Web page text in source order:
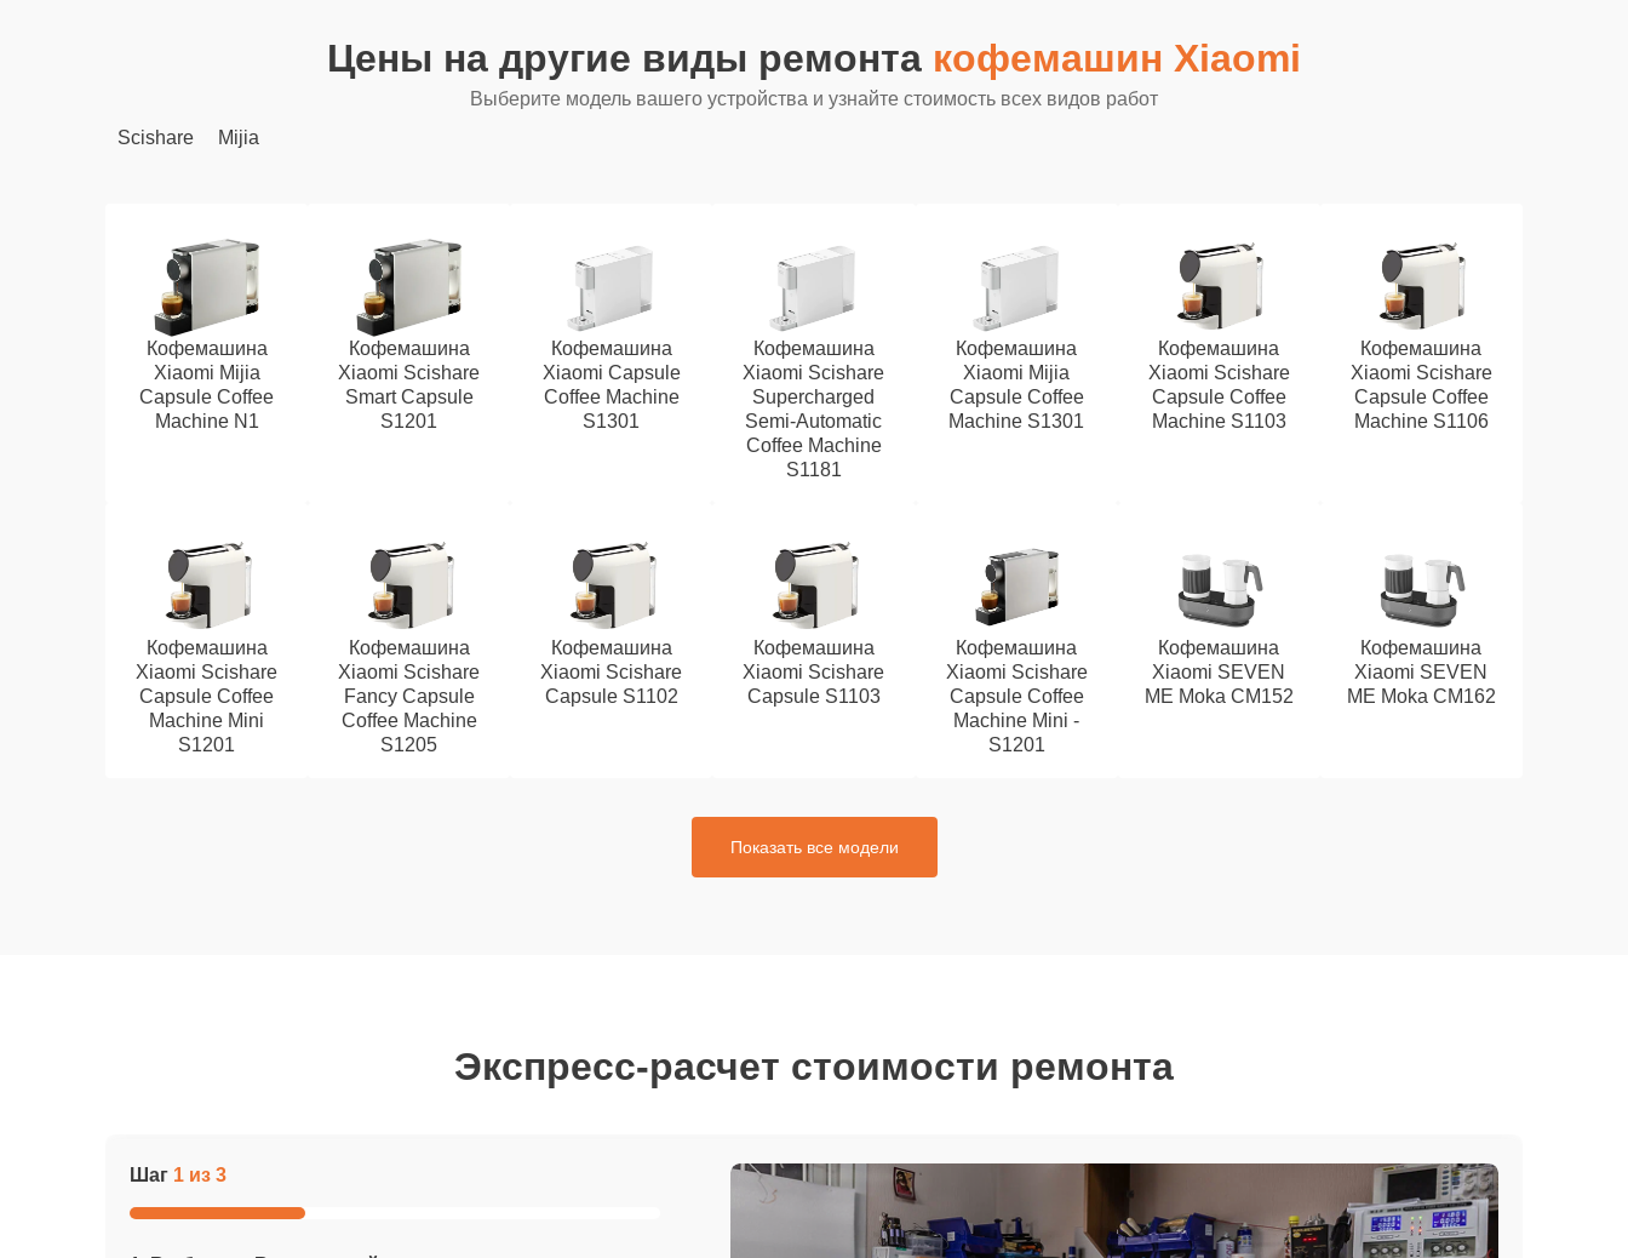
Цены на другие виды ремонта кофемашин Xiaomi
Выберите модель вашего устройства и узнайте стоимость всех видов работ
Scishare
Mijia
Кофемашина
Xiaomi Mijia
Capsule Coffee
Machine N1
Кофемашина
Xiaomi Scishare
Smart Capsule
S1201
Кофемашина
Xiaomi Capsule
Coffee Machine
S1301
Кофемашина
Xiaomi Scishare
Supercharged
Semi‑Automatic
Coffee Machine
S1181
Кофемашина
Xiaomi Mijia
Capsule Coffee
Machine S1301
Кофемашина
Xiaomi Scishare
Capsule Coffee
Machine S1103
Кофемашина
Xiaomi Scishare
Capsule Coffee
Machine S1106
Кофемашина
Xiaomi Scishare
Capsule Coffee
Machine Mini
S1201
Кофемашина
Xiaomi Scishare
Fancy Capsule
Coffee Machine
S1205
Кофемашина
Xiaomi Scishare
Capsule S1102
Кофемашина
Xiaomi Scishare
Capsule S1103
Кофемашина
Xiaomi Scishare
Capsule Coffee
Machine Mini -
S1201
Кофемашина
Xiaomi SEVEN
ME Moka CM152
Кофемашина
Xiaomi SEVEN
ME Moka CM162
Показать все модели
Экспресс-расчет стоимости ремонта
Шаг 1 из 3